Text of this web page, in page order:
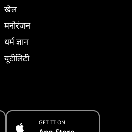
खेल
मनोरंजन
धर्म ज्ञान
यूटीलिटी
GET IT ON